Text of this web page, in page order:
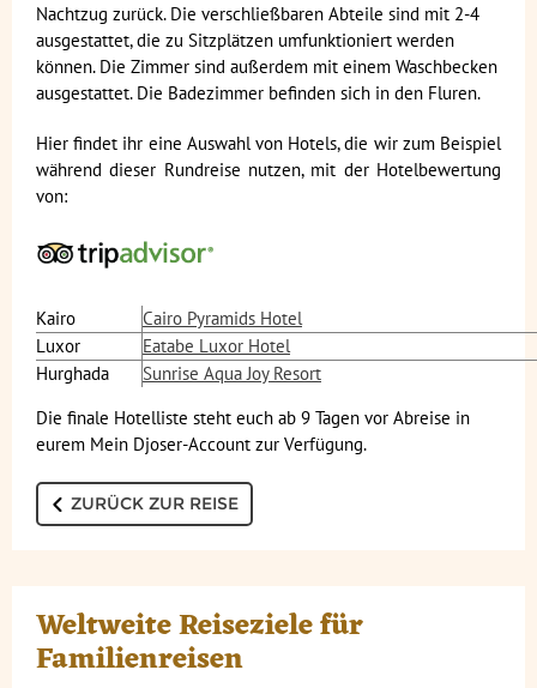
Nachtzug zurück. Die verschließbaren Abteile sind mit 2-4
ausgestattet, die zu Sitzplätzen umfunktioniert werden
können. Die Zimmer sind außerdem mit einem Waschbecken
ausgestattet. Die Badezimmer befinden sich in den Fluren.
Hier findet ihr eine Auswahl von Hotels, die wir zum Beispiel
während dieser Rundreise nutzen, mit der Hotelbewertung
von:
Kairo
Cairo Pyramids Hotel
Luxor
Eatabe Luxor Hotel
Hurghada
Sunrise Aqua Joy Resort
Die finale Hotelliste steht euch ab 9 Tagen vor Abreise in
eurem Mein Djoser-Account zur Verfügung.
ZURÜCK ZUR REISE
Weltweite Reiseziele für
Familienreisen